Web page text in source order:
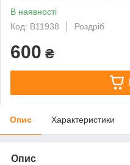
В наявності
Код: B11938
Роздріб
600 ₴
Опис Характеристики
Опис